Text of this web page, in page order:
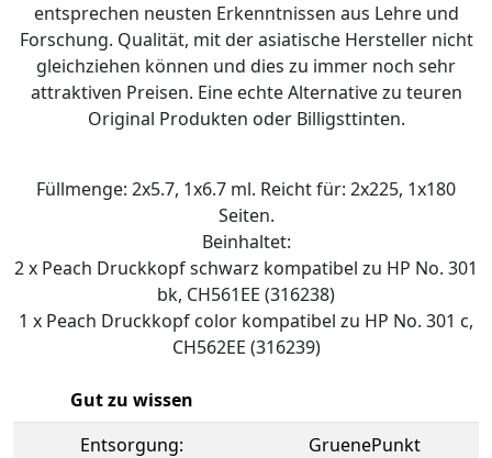
entsprechen neusten Erkenntnissen aus Lehre und
Forschung. Qualität, mit der asiatische Hersteller nicht
gleichziehen können und dies zu immer noch sehr
attraktiven Preisen. Eine echte Alternative zu teuren
Original Produkten oder Billigsttinten.
Füllmenge: 2x5.7, 1x6.7 ml. Reicht für: 2x225, 1x180
Seiten.
Beinhaltet:
2 x Peach Druckkopf schwarz kompatibel zu HP No. 301
bk, CH561EE (316238)
1 x Peach Druckkopf color kompatibel zu HP No. 301 c,
CH562EE (316239)
Gut zu wissen
Entsorgung:
GruenePunkt